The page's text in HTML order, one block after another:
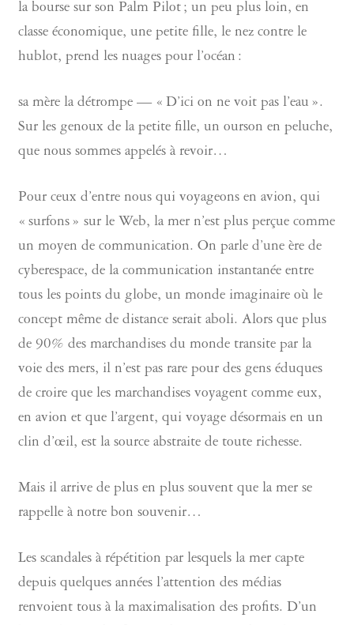
la bourse sur son Palm Pilot ; un peu plus loin, en
classe économique, une petite fille, le nez contre le
hublot, prend les nuages pour l’océan :
sa mère la détrompe — « D’ici on ne voit pas l’eau ».
Sur les genoux de la petite fille, un ourson en peluche,
que nous sommes appelés à revoir…
Pour ceux d’entre nous qui voyageons en avion, qui
« surfons » sur le Web, la mer n’est plus perçue comme
un moyen de communication. On parle d’une ère de
cyberespace, de la communication instantanée entre
tous les points du globe, un monde imaginaire où le
concept même de distance serait aboli. Alors que plus
de 90% des marchandises du monde transite par la
voie des mers, il n’est pas rare pour des gens éduques
de croire que les marchandises voyagent comme eux,
en avion et que l’argent, qui voyage désormais en un
clin d’œil, est la source abstraite de toute richesse.
Mais il arrive de plus en plus souvent que la mer se
rappelle à notre bon souvenir…
Les scandales à répétition par lesquels la mer capte
depuis quelques années l’attention des médias
renvoient tous à la maximalisation des profits. D’un